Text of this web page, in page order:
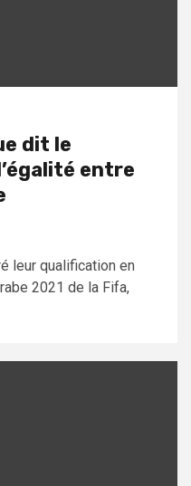
dit le
entre
leur qualification en
2021 de la Fifa,